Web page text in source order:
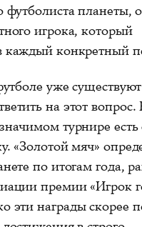
футболиста планеты,
игрока, который
каждый конкретный
уже
на этот
турнире есть
«Золотой мяч»
по итогам года,
премии «Игрок
эти награды скорее